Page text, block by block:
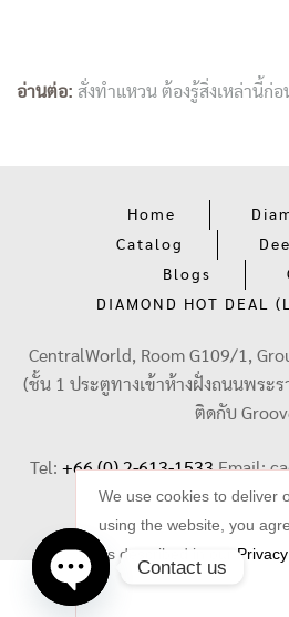
อ่านต่อ: สั่งทำแหวน ต้องรู้สิ่งเหล่านี้ก่อ
Home
Catalog
Blogs
DIAMOND HOT DEAL
CentralWorld, Room G109/1,
(ชั้น 1 ประตูทางเข้าห้างฝั่งถนนพระร
ติดกับ
Tel: +66 (0) 2-613-1533Email:
We use cookies to deliver
using the website, you
as described in our
Contact us